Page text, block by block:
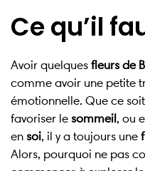
Ce qu’il
Avoir quelques fleurs de
comme avoir une petite
émotionnelle. Que ce
favoriser le sommeil, ou
en soi, il y a toujours une
Alors, pourquoi ne pas